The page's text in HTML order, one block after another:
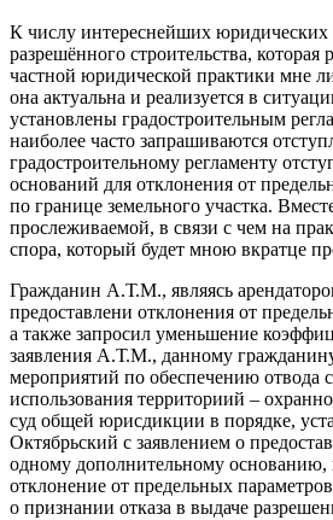
К числу интереснейших юридических
разрешённого строительства,
частной юридической практики мне
она актуальна и реализуется в
установлены градостроительным
наиболее часто запрашиваются
градостроительному регламенту
оснований для отклонения от
по границе земельного участка.
прослеживаемой, в связи с чем на
спора, который будет мною вкратце
Гражданин А.Т.М., являясь
предоставлени отклонения от
а также запросил уменьшение
заявления А.Т.М., данному
мероприятий по обеспечению отвода
использования территориий –
суд общей юрисдикции в порядке,
Октябрьский с заявлением о
одному дополнительному основанию,
отклонение от предельных
о признании отказа в выдаче